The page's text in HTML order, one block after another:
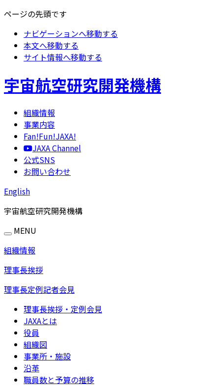
ページの先頭です
ナビゲーションへ移動する
本文へ移動する
サイト情報へ移動する
宇宙航空研究開発機構
組織情報
事業内容
Fan!Fun!JAXA!
JAXA Channel
公式SNS
お問い合わせ
English
宇宙航空研究開発機構
MENU
組織情報
理事長挨拶
理事長定例記者会見
理事長挨拶・定例会見
JAXAとは
役員
組織図
事業所・施設
沿革
職員数と予算の推移